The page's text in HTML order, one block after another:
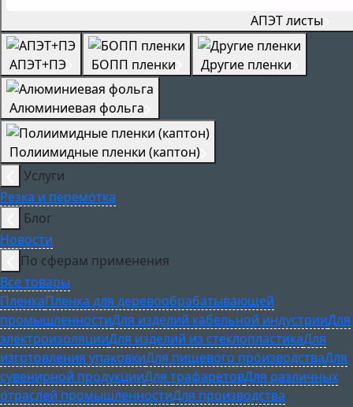
АПЭТ листы
АПЭТ+ПЭ БОПП пленки Другие пленки
Алюминиевая фольга
Полиимидные пленки (каптон)
Услуги
Резка и перемотка
Блог
Новости
По сферам применения
Все товары
ПленкаПленка для деревообрабатывающей
промышленностиДля изделий кабельной индустрииДля
электроизоляцииДля изделий из стеклопластикаДля
изготовления упаковкиДля пищевого производстваДля
сувенирной продукцииДля трафаретовДля различных
отраслей промышленностиДля производства